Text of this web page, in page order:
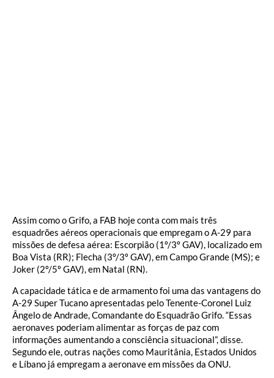
Assim como o Grifo, a FAB hoje conta com mais três
esquadrões aéreos operacionais que empregam o A-29 para
missões de defesa aérea: Escorpião (1º/3º GAV), localizado em
Boa Vista (RR); Flecha (3º/3º GAV), em Campo Grande (MS); e
Joker (2º/5º GAV), em Natal (RN).
A capacidade tática e de armamento foi uma das vantagens do
A-29 Super Tucano apresentadas pelo Tenente-Coronel Luiz
Ângelo de Andrade, Comandante do Esquadrão Grifo. “Essas
aeronaves poderiam alimentar as forças de paz com
informações aumentando a consciência situacional”, disse.
Segundo ele, outras nações como Mauritânia, Estados Unidos
e Líbano já empregam a aeronave em missões da ONU.